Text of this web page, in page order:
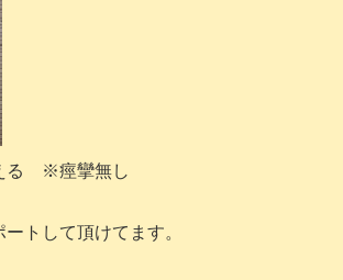
る ※痙攣無し
トして頂けてます。